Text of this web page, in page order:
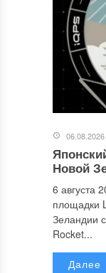
06.08.2026
Новой
6 августа
площадки
Зеландии
Rocket...
Далее